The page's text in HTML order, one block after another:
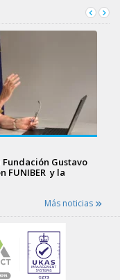
Fundación Gustavo
FUNIBER y la
Más noticias